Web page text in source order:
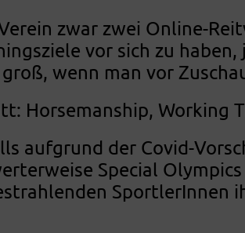
zwar zwei Online-
vor sich zu
wenn man vor
Horsemanship, Working
aufgrund der Covid-
Special
SportlerInnen